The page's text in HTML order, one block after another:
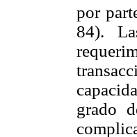
por
84).
grado